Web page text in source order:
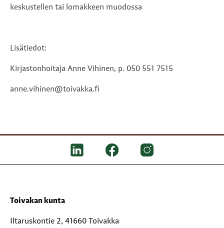
keskustellen tai lomakkeen muodossa
Lisätiedot:
Kirjastonhoitaja Anne Vihinen, p. 050 551 7515
anne.vihinen@toivakka.fi
Toivakan kunta
Iltaruskontie 2, 41660 Toivakka